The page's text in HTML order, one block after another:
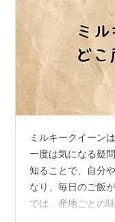
ミルキークイーン
一度は気になる疑
知ることで、自分
なり、毎日のご飯
では、産地ごとの